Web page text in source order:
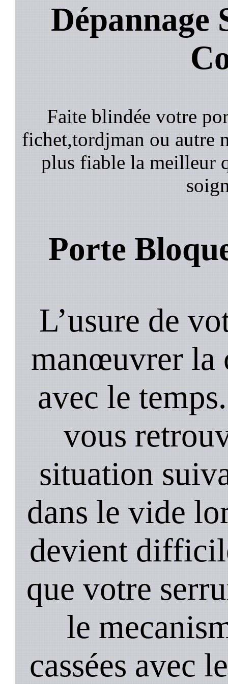
Dépannage
Faite blindée votre
fichet,tordjman ou autre
plus fiable la meilleur
Porte
L’usure de
manœuvrer la
avec le
vous
situation
dans le vide
devient
que votre
le
cassées avec